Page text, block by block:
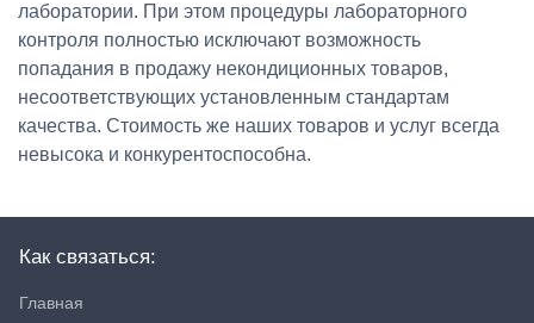
лаборатории. При этом процедуры лабораторного
контроля полностью исключают возможность
попадания в продажу некондиционных товаров,
несоответствующих установленным стандартам
качества. Стоимость же наших товаров и услуг всегда
невысока и конкурентоспособна.
Как связаться:
Главная